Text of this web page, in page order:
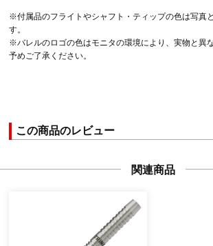
※付属品のフライトやシャフト・ティップの色は写真
す。
※バレルのロゴの色はモニタの環境により、実物と異
予めご了承ください。
この商品のレビュー
関連商品